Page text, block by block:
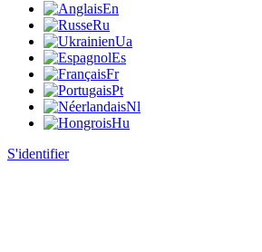
En
Ru
Ua
Es
Fr
Pt
Nl
Hu
S'identifier